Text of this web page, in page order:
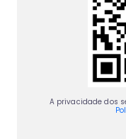
A privacidade dos